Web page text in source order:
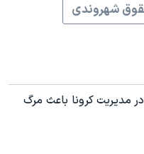
شهروندی
مدیریت کرونا باعث مرگ